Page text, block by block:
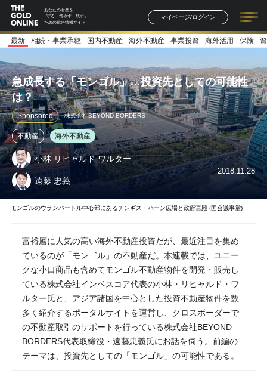
あなたの財産を
「守る・増やす・残す」
ための総合情報サイト
マイページ/ログイン
記事一覧 連載一覧
著者一覧 書籍一覧
最新 相続・事業承継 国内不動産 海外不動産 事業投資 海外活用 保険
急成長する「モンゴル」…投資先としての可能性
は？
Sponsored 株式会社BEYOND BORDERS
不動産 海外不動産
小林 リヒャルド ワルター
遠藤 忠義
2018.11.28
モンゴルのウランバートル中心部にあるチンギス・ハーン広場と政府宮殿 (国会議事堂)
富裕層に人気の高い海外不動産投資だが、最近注目を集め
ているのが「モンゴル」の不動産だ。本連載では、ユニー
クな小口商品も含めてモンゴル不動産物件を開発・販売し
ている株式会社インベスコア代表の小林・リヒャルド・ワ
ルター氏と、アジア諸国を中心とした投資不動産物件を数
多く紹介するポータルサイトを運営し、クロスボーダーで
の不動産取引のサポートを行っている株式会社BEYOND
BORDERS代表取締役・遠藤忠義氏にお話を伺う。前編の
テーマは、投資先としての「モンゴル」の可能性である。